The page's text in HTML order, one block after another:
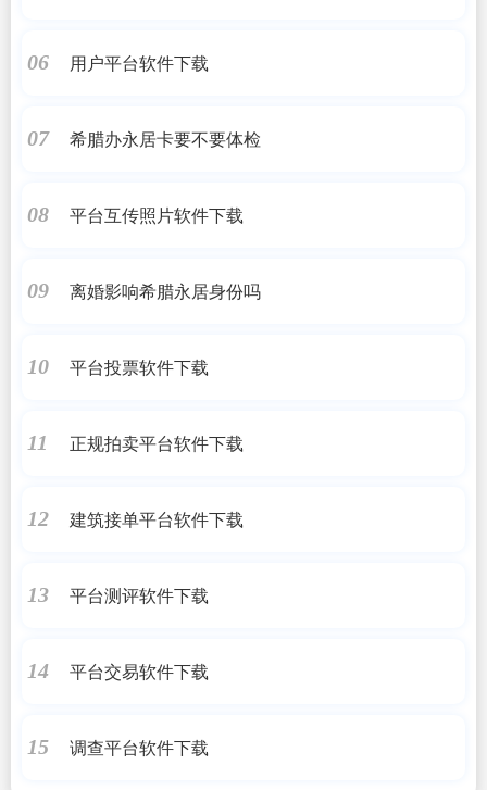
06 用户平台软件下载
07 希腊办永居卡要不要体检
08 平台互传照片软件下载
09 离婚影响希腊永居身份吗
10 平台投票软件下载
11 正规拍卖平台软件下载
12 建筑接单平台软件下载
13 平台测评软件下载
14 平台交易软件下载
15 调查平台软件下载